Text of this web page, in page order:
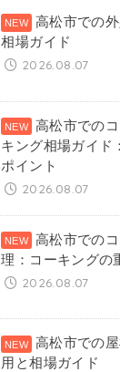
高松市での
相場ガイド
2026.08.07
高松市での
キング相場ガイド
ポイント
2026.08.07
高松市での
理：コーキングの
2026.08.07
高松市での
用と相場ガイド